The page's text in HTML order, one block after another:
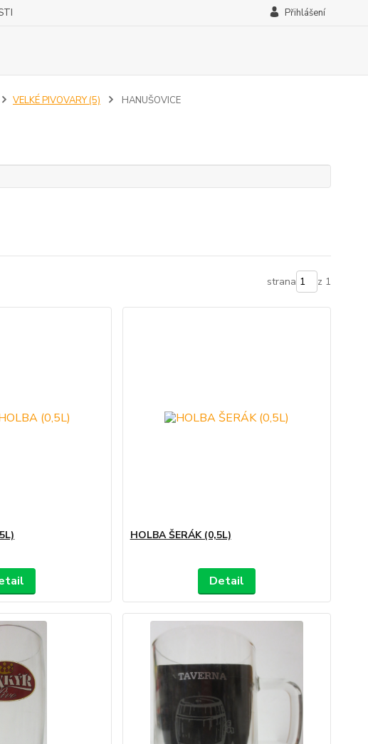
Přihlášení
VELKÉ PIVOVARY (5) HANUŠOVICE
strana z 1
HOLBA ŠERÁK (0,5L)
Detail